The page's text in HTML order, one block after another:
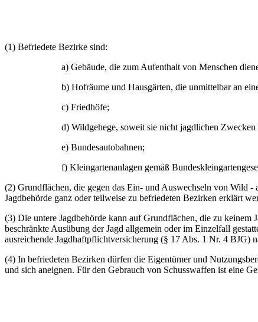
(1) Befriedete Bezirke sind:
a) Gebäude, die zum Aufenthalt von Menschen
b) Hofräume und Hausgärten, die unmittelbar an
c) Friedhöfe;
d) Wildgehege, soweit sie nicht jagdlichen Zwecken
e) Bundesautobahnen;
f) Kleingartenanlagen gemäß
(2) Grundflächen, die gegen das Ein- und Auswechseln von Wild
Jagdbehörde ganz oder teilweise zu befriedeten Bezirken erklärt
(3) Die untere Jagdbehörde kann auf Grundflächen, die zu
beschränkte Ausübung der Jagd allgemein oder im Einzelfall
ausreichende Jagdhaftpflichtversicherung (§ 17 Abs. 1 Nr. 4 BJG)
(4) In befriedeten Bezirken dürfen die Eigentümer und
und sich aneignen. Für den Gebrauch von Schusswaffen ist eine